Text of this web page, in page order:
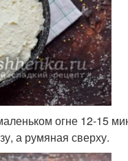
огне 12-15
а румяная сверху.